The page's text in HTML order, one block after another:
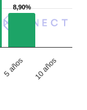
8,90%
8,90%
5 años 10 años